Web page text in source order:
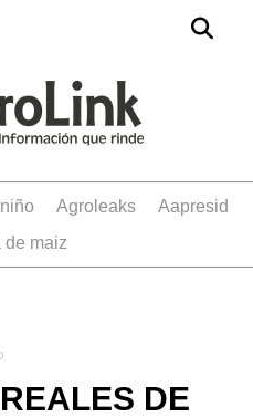
el niño Agroleaks
aapresid
de maiz
DE